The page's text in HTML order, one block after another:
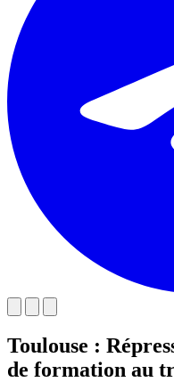
Toulouse :
de formation au